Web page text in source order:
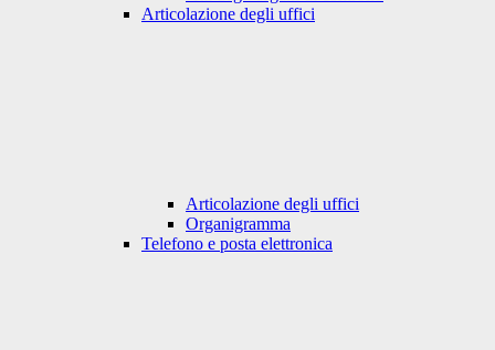
Articolazione degli uffici
Articolazione degli uffici
Organigramma
Telefono e posta elettronica